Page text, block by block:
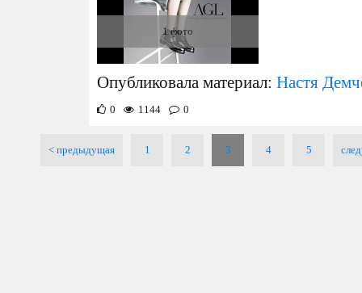
1 фото
Опубликовала материал: Настя
0 1144 0
< предыдущая 1 2 3 4 5